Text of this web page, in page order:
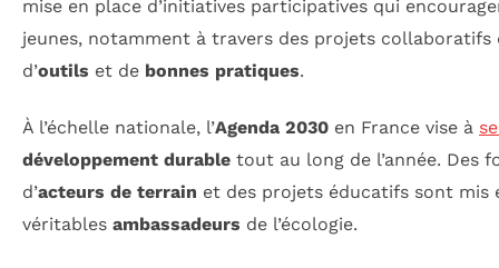
mise en place d’initiatives participatives qui
jeunes, notamment à travers des projets
d’outils et de bonnes pratiques.
À l’échelle nationale, l’Agenda 2030 en France vise à
développement durable tout au long de l’année. Des
d’acteurs de terrain et des projets éducatifs sont mis
véritables ambassadeurs de l’écologie.